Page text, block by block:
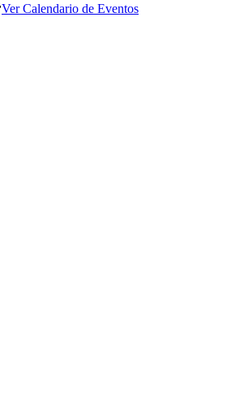
Ver Calendario de Eventos